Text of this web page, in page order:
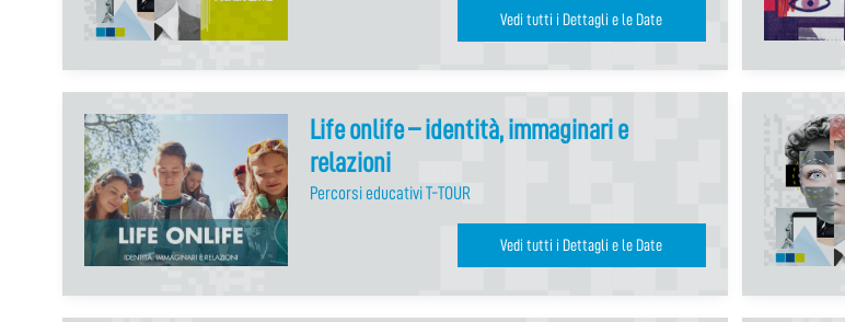
Vedi tutti i Dettagli e le Date
Life onlife – identità, immaginari e
relazioni
Percorsi educativi T-TOUR
Vedi tutti i Dettagli e le Date